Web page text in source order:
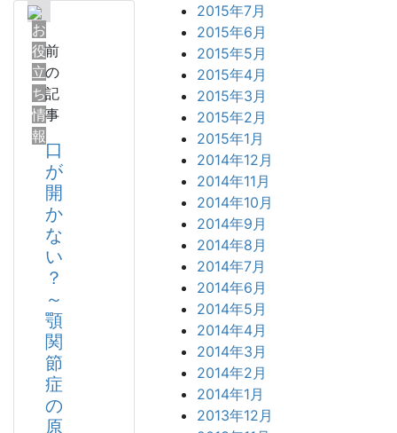
お
役
立
ち
情
報
前
の
記
事
口
が
開
か
な
い
？
～
顎
関
節
症
の
原
2015年7月
2015年6月
2015年5月
2015年4月
2015年3月
2015年2月
2015年1月
2014年12月
2014年11月
2014年10月
2014年9月
2014年8月
2014年7月
2014年6月
2014年5月
2014年4月
2014年3月
2014年2月
2014年1月
2013年12月